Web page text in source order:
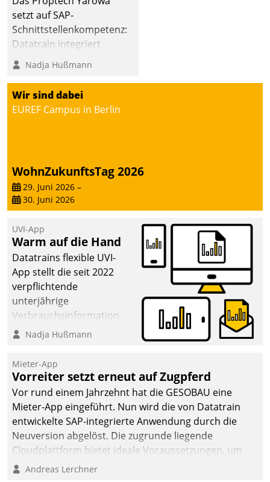
setzt auf SAP-
Schnittstellenkompetenz:
Datatrain integriert
Yarowas Portal zur
Vergabe und Verwaltung
von Aufträgen der
operativen
Instandhaltung in die
– und beschleunigt damit
den Weg vom
Mieteranliegen zum
Nadja Hußmann
Wir sind dabei
EUREF Campus in Berlin
WohnZukunftsTag 2026
29. Juni 2026 –
30. Juni 2026
UVI-App
Warm auf die Hand
Datatrains flexible UVI-
App stellt die seit 2022
verpflichtende
unterjährige
Verbrauchsinformation
schnell, zuverlässig und
Die monatlichen
Mitteilungen zum
Heizungs- und
Wasserverbrauch gehen
automatisiert, vollständig
und auf Wunsch über
mehrere zuvor
Kommunikationswege bei
Nadja Hußmann
Mieter-App
Vorreiter setzt erneut auf Zugpferd
Vor rund einem Jahrzehnt hat die GESOBAU eine
Mieter-App eingeführt. Nun wird die von Datatrain
entwickelte SAP-integrierte Anwendung durch die
Neuversion abgelöst. Die zugrunde liegende
Cloudplattform bietet ideale Voraussetzungen, um
die Funktionalität der App zu erweitern und weitere
Andreas Lerchner